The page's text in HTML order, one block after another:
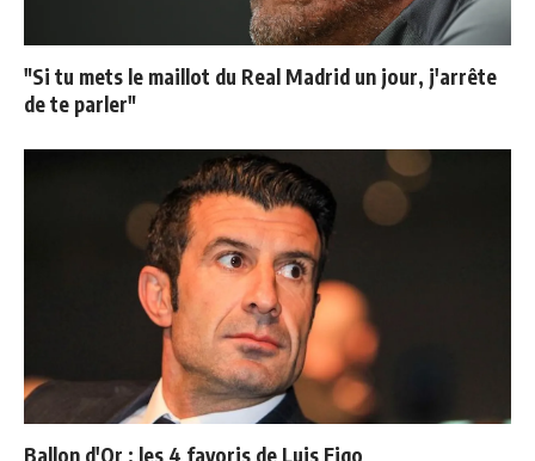
"Si tu mets le maillot du Real Madrid un jour, j'arrête
de te parler"
Ballon d'Or : les 4 favoris de Luis Figo